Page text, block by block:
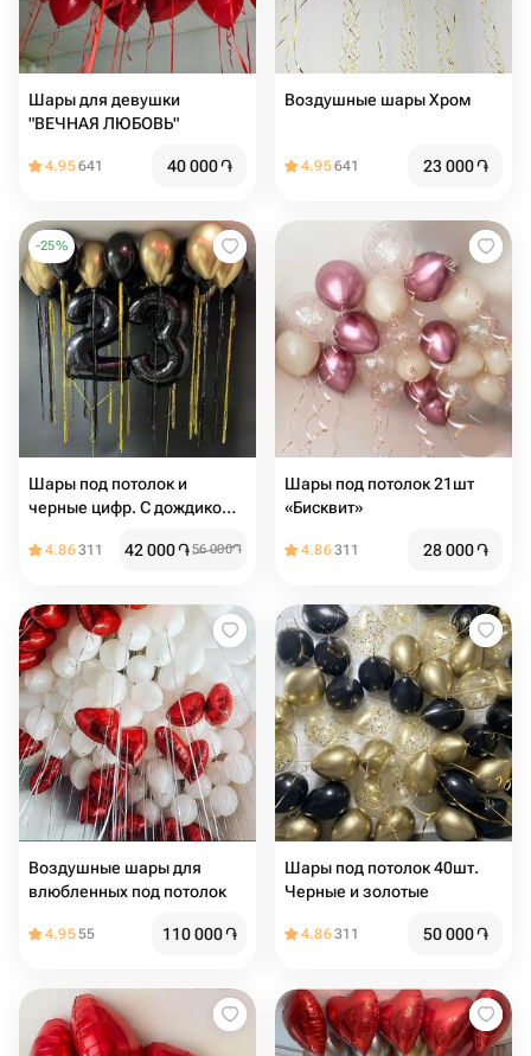
Шары для девушки
"ВЕЧНАЯ ЛЮБОВЬ"
4.95641 40 000֏
Воздушные шары Хром
4.95641 23 000֏
-25%
Шары под потолок и
черные цифр. С дождиком,
день рождения для мужчин
4.86311 42 000֏56 000֏
Шары под потолок 21шт
«Бисквит»
4.86311 28 000֏
Воздушные шары для
влюбленных под потолок
4.9555 110 000֏
Шары под потолок 40шт.
Черные и золотые
4.86311 50 000֏